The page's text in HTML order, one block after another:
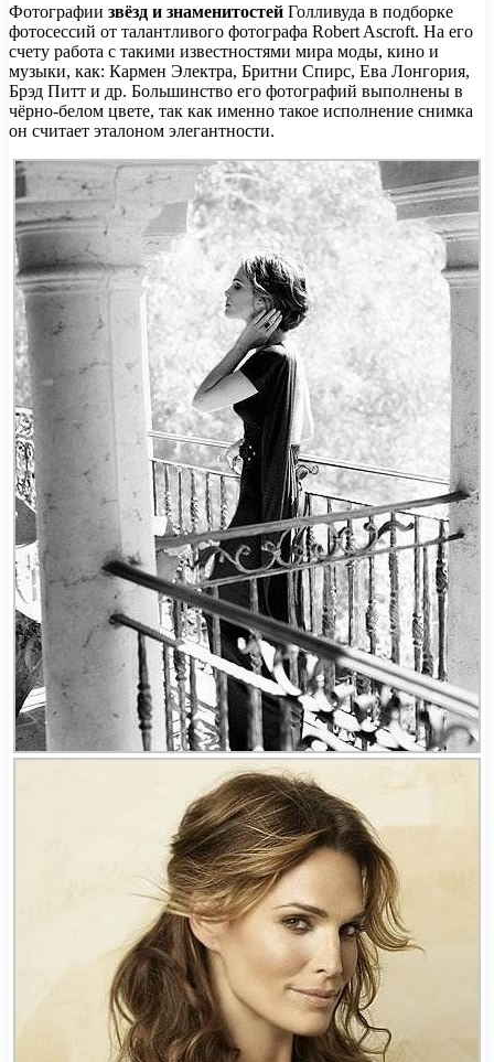
Фотографии звёзд и знаменитостей Голливуда в подборке
фотосессий от талантливого фотографа Robert Ascroft. На его
счету работа с такими известностями мира моды, кино и
музыки, как: Кармен Электра, Бритни Спирс, Ева Лонгория,
Брэд Питт и др. Большинство его фотографий выполнены в
чёрно-белом цвете, так как именно такое исполнение снимка
он считает эталоном элегантности.